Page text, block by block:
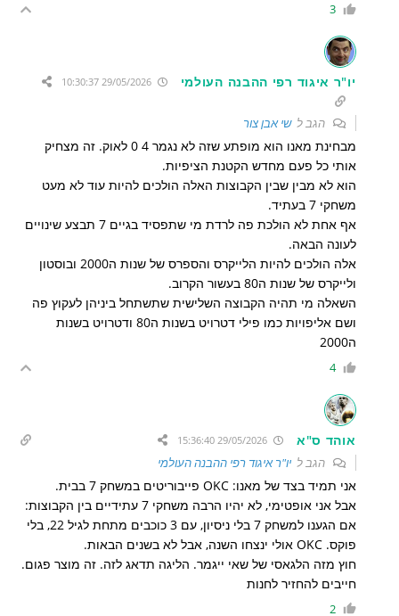
3
יו"ר איגוד רפי ההבנה העולמי 29/05/2026 10:30:37
הגב לשי אבן צור
מבחינת מאנו הוא מופתע שזה לא נגמר 4 0 לאוק. זה מצחיק
אותי כל פעם מחדש הקטנת הציפיות.
הוא לא מבין שבין הקבוצות האלה הולכים להיות עוד לא מעט
משחקי 7 בעתיד.
אף אחת לא הולכת פה לרדת מי שתפסיד בגיים 7 תבצע שינויים
לעונה הבאה.
אלה הולכים להיות הלייקרס והספרס של שנות ה2000 ובוסטון
ולייקרס של שנות ה80 בעשור הקרוב.
השאלה מי תהיה הקבוצה השלישית שתשתחל ביניהן לעקוץ פה
ושם אליפויות כמו פילי דטרויט בשנות ה80 ודטרויט בשנות
ה2000
4
אוהד ס"א 29/05/2026 15:36:40
הגב ליו"ר איגוד רפי ההבנה העולמי
אני תמיד בצד של מאנו: OKC פייבוריטים במשחק 7 בבית.
אבל אני אופטימי, לא יהיו הרבה משחקי 7 עתידיים בין הקבוצות:
אם הגענו למשחק 7 בלי ניסיון, עם 3 כוכבים מתחת לגיל 22, בלי
פוקס. OKC אולי ינצחו השנה, אבל לא בשנים הבאות.
חוץ מזה הלגאסי של שאי ייגמר. הליגה תדאג לזה. זה מוצר פגום.
חייבים להחזיר לחנות
2